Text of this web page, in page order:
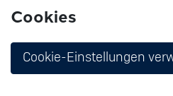
Cookies
Cookie-Einstellungen